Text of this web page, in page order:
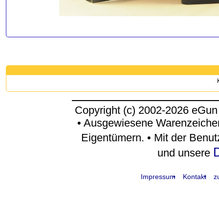
Copyright (c) 2002-2026
• Ausgewiesene
Eigentümern. • Mit der
und unsere
Impressum Kontakt